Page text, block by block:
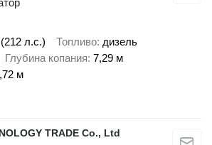
л.с.) Топливо дизель
Глубина копания 7,29 м
м
TRADE Co., Ltd